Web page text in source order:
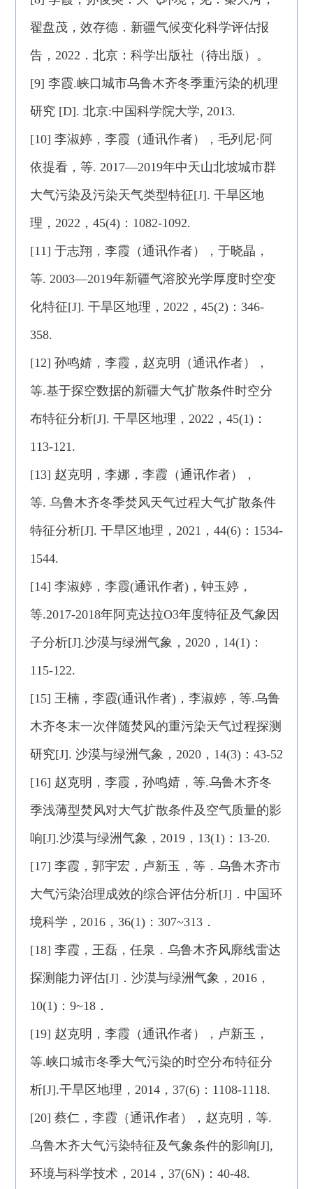
翟盘茂，效存德．新疆气候变化科学评估报
告，2022．北京：科学出版社（待出版）。
[9] 李霞.峡口城市乌鲁木齐冬季重污染的机理
研究 [D]. 北京:中国科学院大学, 2013.
[10] 李淑婷，李霞（通讯作者），毛列尼·阿
依提看，等. 2017—2019年中天山北坡城市群
大气污染及污染天气类型特征[J]. 干旱区地
理，2022，45(4)：1082-1092.
[11] 于志翔，李霞（通讯作者），于晓晶，
等. 2003—2019年新疆气溶胶光学厚度时空变
化特征[J]. 干旱区地理，2022，45(2)：346-
358.
[12] 孙鸣婧，李霞，赵克明（通讯作者），
等.基于探空数据的新疆大气扩散条件时空分
布特征分析[J]. 干旱区地理，2022，45(1)：
113-121.
[13] 赵克明，李娜，李霞（通讯作者），
等. 乌鲁木齐冬季焚风天气过程大气扩散条件
特征分析[J]. 干旱区地理，2021，44(6)：1534-
1544.
[14] 李淑婷，李霞(通讯作者)，钟玉婷，
等.2017-2018年阿克达拉O3年度特征及气象因
子分析[J].沙漠与绿洲气象，2020，14(1)：
115-122.
[15] 王楠，李霞(通讯作者)，李淑婷，等.乌鲁
木齐冬末一次伴随焚风的重污染天气过程探测
研究[J]. 沙漠与绿洲气象，2020，14(3)：43-52
[16] 赵克明，李霞，孙鸣婧，等.乌鲁木齐冬
季浅薄型焚风对大气扩散条件及空气质量的影
响[J].沙漠与绿洲气象，2019，13(1)：13-20.
[17] 李霞，郭宇宏，卢新玉，等．乌鲁木齐市
大气污染治理成效的综合评估分析[J]．中国环
境科学，2016，36(1)：307~313．
[18] 李霞，王磊，任泉．乌鲁木齐风廓线雷达
探测能力评估[J]．沙漠与绿洲气象，2016，
10(1)：9~18．
[19] 赵克明，李霞（通讯作者），卢新玉，
等.峡口城市冬季大气污染的时空分布特征分
析[J].干旱区地理，2014，37(6)：1108-1118.
[20] 蔡仁，李霞（通讯作者），赵克明，等.
乌鲁木齐大气污染特征及气象条件的影响[J],
环境与科学技术，2014，37(6N)：40-48.